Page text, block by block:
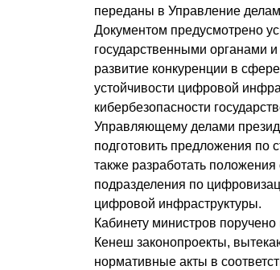
переданы в Управление
Документом предусмотрено
государственными органами
развитие конкуренции в
устойчивости цифровой
кибербезопасности
Управляющему делами
подготовить предложения по
также разработать
подразделения по
цифровой инфраструктуры.
Кабинету министров
Кенеш законопроекты,
нормативные акты в